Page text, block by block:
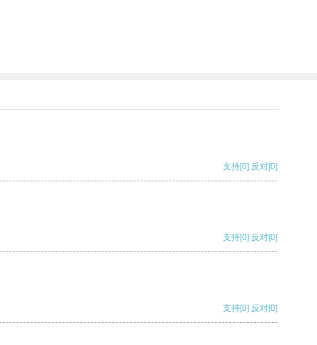
支持[0] 反对[0]
支持[0] 反对[0]
支持[0] 反对[0]